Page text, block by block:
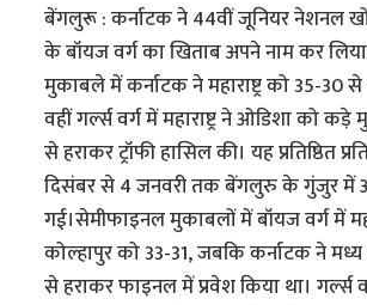
बेंगलुरू : कर्नाटक ने 44वीं जूनियर नेशनल
के बॉयज वर्ग का खिताब अपने नाम कर
मुकाबले में कर्नाटक ने महाराष्ट्र को 35-30 से
वहीं गर्ल्स वर्ग में महाराष्ट्र ने ओडिशा को
से हराकर ट्रॉफी हासिल की। यह प्रतिष्ठित
दिसंबर से 4 जनवरी तक बेंगलुरु के गुंजुर में
गई।सेमीफाइनल मुकाबलों में बॉयज वर्ग में
कोल्हापुर को 33-31, जबकि कर्नाटक ने
से हराकर फाइनल में प्रवेश किया था। गर्ल्स